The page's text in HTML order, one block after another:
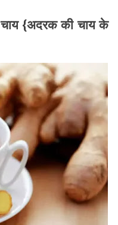
{अदरक की चाय के